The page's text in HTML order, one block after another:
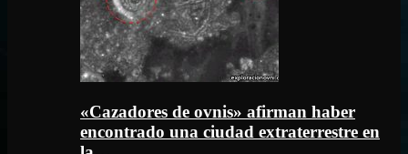
«Cazadores de ovnis» afirman haber
encontrado una ciudad extraterrestre en